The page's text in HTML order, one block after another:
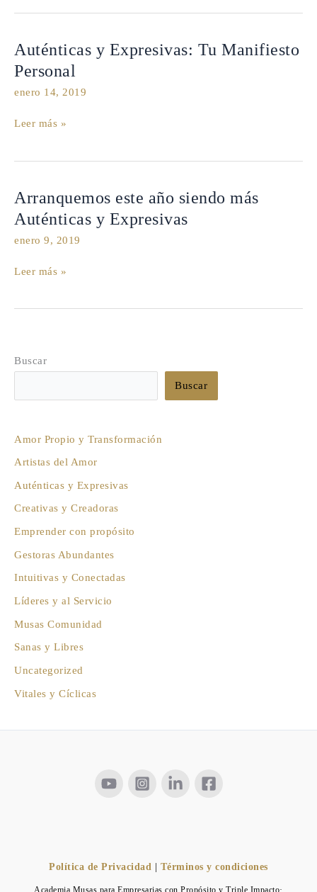
Auténticas y Expresivas: Tu Manifiesto
Personal
enero 14, 2019
Auténticas
Expresivas:
Tu
Personal
Leer más »
Arranquemos este año siendo más
Auténticas y Expresivas
enero 9, 2019
Arranquemos
año
siendo
Auténticas
Expresivas
Leer más »
Buscar
Buscar
Amor Propio y Transformación
Artistas del Amor
Auténticas y Expresivas
Creativas y Creadoras
Emprender con propósito
Gestoras Abundantes
Intuitivas y Conectadas
Líderes y al Servicio
Musas Comunidad
Sanas y Libres
Uncategorized
Vitales y Cíclicas
Política de Privacidad Términos y condiciones
Academia Musas para Empresarias con Propósito y Triple Impacto·